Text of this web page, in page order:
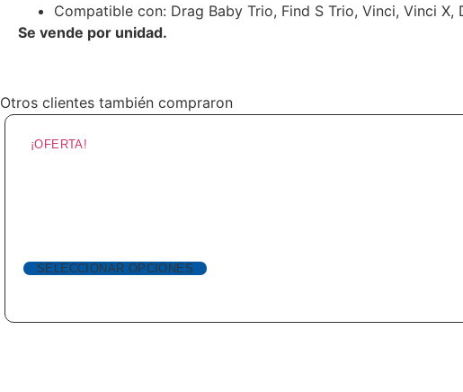
Compatible con: Drag Baby Trio, Find S Trio, Vinci, Vinci X,
Se vende por unidad.
Otros clientes también compraron
¡OFERTA!
SELECCIONAR OPCIONES